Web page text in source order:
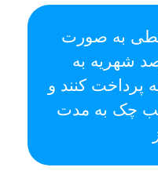
به صورت
50 درصد شهریه به
پرداخت کنند و
چک به مدت